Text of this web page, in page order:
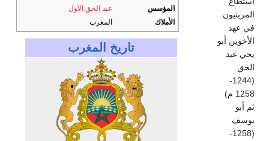
المؤسس
عبد الحق الأول
الأملاك
المغرب
تاريخ المغرب
المرينيون
في عهد
الأخوين أبو
يحي عبد
الحق
(1244-
1258 م)
ثم أبو
يوسف
(1258-